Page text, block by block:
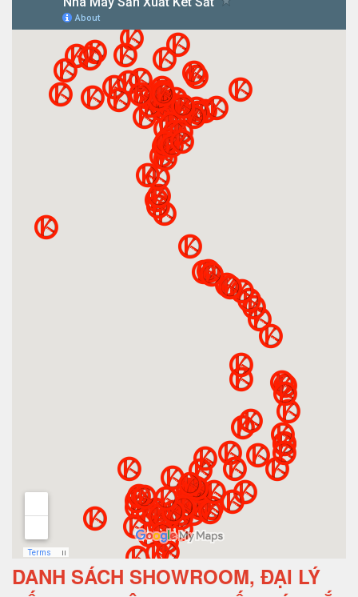
DANH SÁCH SHOWROOM, ĐẠI LÝ